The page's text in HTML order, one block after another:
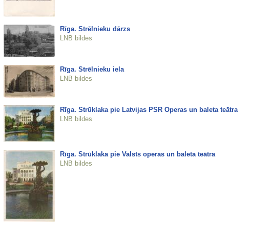
Rīga. Strēlnieku dārzs
LNB bildes
Rīga. Strēlnieku iela
LNB bildes
Rīga. Strūklaka pie Latvijas PSR Operas un baleta teātra
LNB bildes
Rīga. Strūklaka pie Valsts operas un baleta teātra
LNB bildes